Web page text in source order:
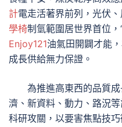
計電走活著界前列，光伏
學椅制氫範圍居世界首位
Enjoy121油氣田開闢才能
成長供給無力保證。
為推進高東西的品質
濟、新資料、動力、路況
科研攻關，以要害焦點技